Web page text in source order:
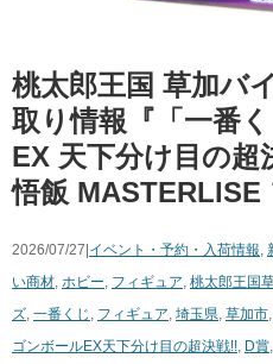
桃太郎王国 草加バ
取り情報『「一番
EX 天下分け目の超
悟飯 ​MASTERLISE
2026/07/27| イベント・予約・入荷情報,
い商材, ホビー, フィギュア, 桃太郎王国
ズ, 一番くじ , フィギュア, 埼玉県, 草加市,
ゴンボールEX天下分け目の超決戦!!, D賞,